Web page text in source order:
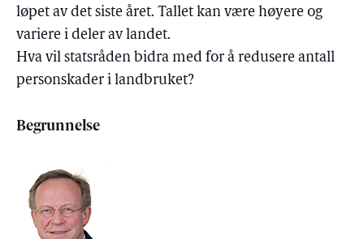
løpet av det siste året. Tallet kan være høyere og
variere i deler av landet.
Hva vil statsråden bidra med for å redusere antall
personskader i landbruket?
Begrunnelse